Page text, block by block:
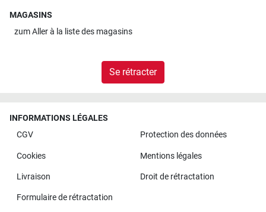
MAGASINS
zumAller à la liste des magasins
Se rétracter
INFORMATIONS LÉGALES
CGV
Protection des données
Cookies Mentions légales
Livraison Droit de rétractation
Formulaire de rétractation